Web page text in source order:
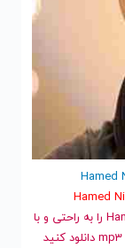
و قدیمی حامد نیک پی | Hamed Nikpay را به راحتی و با